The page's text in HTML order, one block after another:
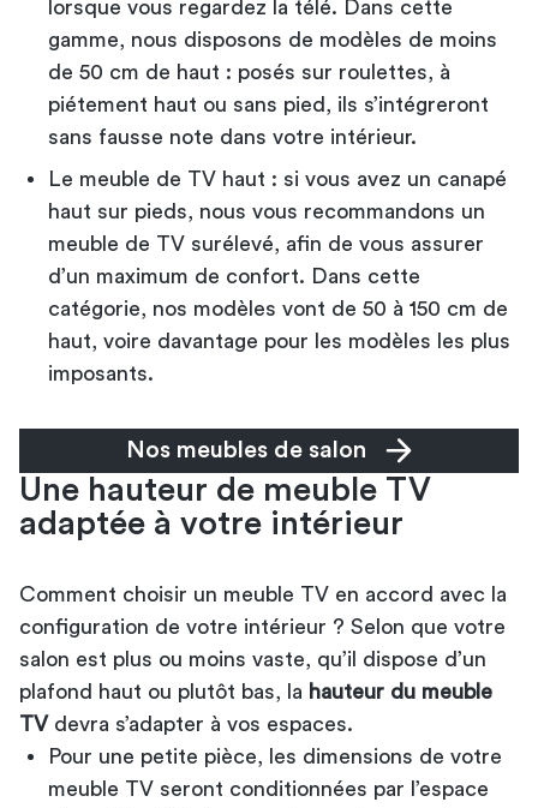
lorsque vous regardez la télé. Dans cette
gamme, nous disposons de modèles de moins
de 50 cm de haut : posés sur roulettes, à
piétement haut ou sans pied, ils s’intégreront
sans fausse note dans votre intérieur.
Le meuble de TV haut : si vous avez un canapé
haut sur pieds, nous vous recommandons un
meuble de TV surélevé, afin de vous assurer
d’un maximum de confort. Dans cette
catégorie, nos modèles vont de 50 à 150 cm de
haut, voire davantage pour les modèles les plus
imposants.
Nos meubles de salon
Une hauteur de meuble TV
adaptée à votre intérieur
Comment choisir un meuble TV en accord avec la
configuration de votre intérieur ? Selon que votre
salon est plus ou moins vaste, qu’il dispose d’un
plafond haut ou plutôt bas, la hauteur du meuble
TV devra s’adapter à vos espaces.
Pour une petite pièce, les dimensions de votre
meuble TV seront conditionnées par l’espace